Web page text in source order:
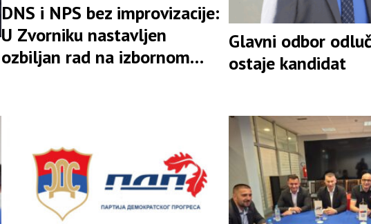
DNS i NPS bez improvizacije:
U Zvorniku nastavljen
ozbiljan rad na izbornom
Glavni odbor
ostaje kandidat